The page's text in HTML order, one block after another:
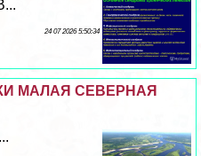
24 07 2026 5:50:34
МАЛАЯ СЕВЕРНАЯ